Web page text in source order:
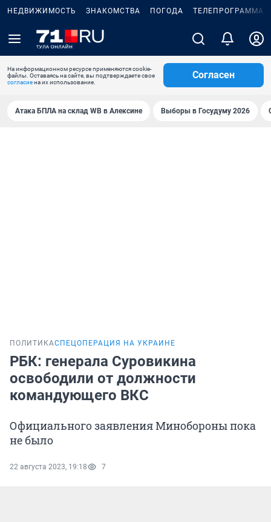
НЕДВИЖИМОСТЬ ЗНАКОМСТВА ПОГОДА ТЕЛЕПРОГРАММА
На информационном ресурсе применяются cookie-
файлы. Оставаясь на сайте, вы подтверждаете свое
согласиена их использование.
Согласен
Атака БПЛА на склад WB в Алексине Выборы в Госудуму 2026
ПОЛИТИКАСПЕЦОПЕРАЦИЯ НА УКРАИНЕ
РБК: генерала Суровикина
освободили от должности
командующего ВКС
Официального заявления Минобороны пока
не было
22 августа 2023, 19:18 7